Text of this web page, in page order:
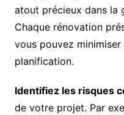
atout précieux dans la
Chaque rénovation
vous pouvez
planification.
Identifiez les risques
de votre projet. Par